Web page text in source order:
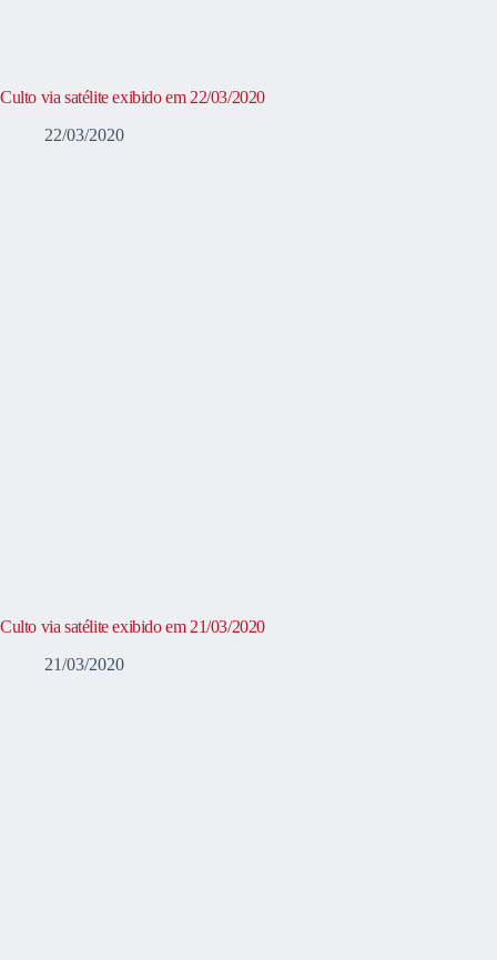
Culto via satélite exibido em 22/03/2020
22/03/2020
Culto via satélite exibido em 21/03/2020
21/03/2020